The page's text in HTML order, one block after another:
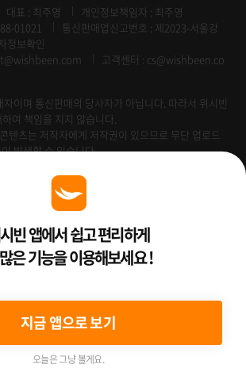
대표 : 최주영
개인정보책임자 : 최주영
01021
통신판매업신고번호 : 제2023-서울강
정보확인
고객센터 : cs@wishbeen.co
이며 통신판매의 당사자가 아닙니다. 따라서 위시빈
여 책임을 지지 않습니다.
텐츠는 저작자에게 저작권이 있으므로 무단 업로드
발생할 수 있습니다.
빈 앱에서 쉽고 편리하게
은 기능을 이용해보세요 !
지금 앱으로 보기
오늘은 그냥 볼게요.